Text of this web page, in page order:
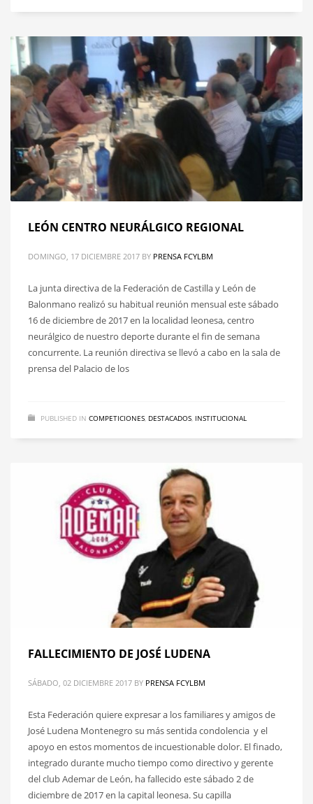
LEÓN CENTRO NEURÁLGICO REGIONAL
DOMINGO, 17 DICIEMBRE 2017 BY PRENSA FCYLBM
La junta directiva de la Federación de Castilla y León de
Balonmano realizó su habitual reunión mensual este sábado
16 de diciembre de 2017 en la localidad leonesa, centro
neurálgico de nuestro deporte durante el fin de semana
concurrente. La reunión directiva se llevó a cabo en la sala de
prensa del Palacio de los
PUBLISHED IN COMPETICIONES DESTACADOS INSTITUCIONAL
FALLECIMIENTO DE JOSÉ LUDENA
SÁBADO, 02 DICIEMBRE 2017 BY PRENSA FCYLBM
Esta Federación quiere expresar a los familiares y amigos de
José Ludena Montenegro su más sentida condolencia y el
apoyo en estos momentos de incuestionable dolor. El finado,
integrado durante mucho tiempo como directivo y gerente
del club Ademar de León, ha fallecido este sábado 2 de
diciembre de 2017 en la capital leonesa. Su capilla